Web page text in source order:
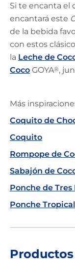
Si te encanta el
encantará este
de la bebida
con estos
la Leche de
Coco GOYA®,
cremosa
compártelo con
Más
Coquito de
Coquito
Rompope de
Sabajón de
Ponche de Tres
Ponche Tropical